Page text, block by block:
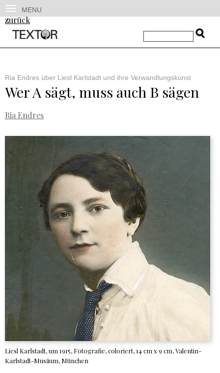
MENU
zurück
Ria Endres über Liesl Karlstadt und ihre Verwandlungskunst
Wer A sägt, muss auch B sägen
Ria Endres
Liesl Karlstadt, um 1915, Fotografie, coloriert, 14 cm x 9 cm, Valentin-
Karlstadt-Musäum, München